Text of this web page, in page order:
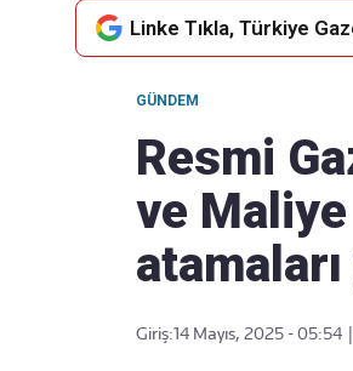
Linke Tıkla, Türkiye
GÜNDEM
Resmi
ve
atamaları
Giriş:14 Mayıs, 2025 - 05:54